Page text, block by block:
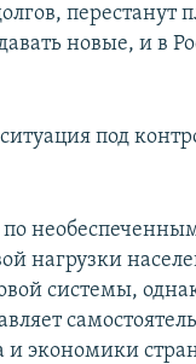
перестанут
новые, и в
под
нагрузки
системы,
и экономики